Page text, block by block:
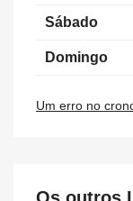
Sábado
Domingo
Um erro no